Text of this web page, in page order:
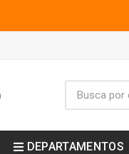
DEPARTAMENTOS